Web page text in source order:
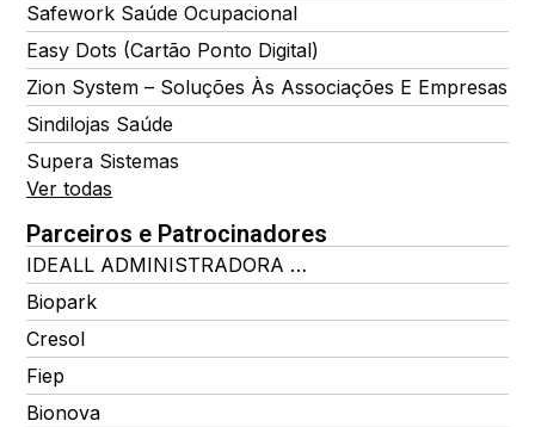
Safework Saúde Ocupacional
Easy Dots (Cartão Ponto Digital)
Zion System – Soluções Às Associações E Empresas
Sindilojas Saúde
Supera Sistemas
Ver todas
Parceiros e Patrocinadores
IDEALL ADMINISTRADORA DE BENEFÍCIOS
Biopark
Cresol
Fiep
Bionova